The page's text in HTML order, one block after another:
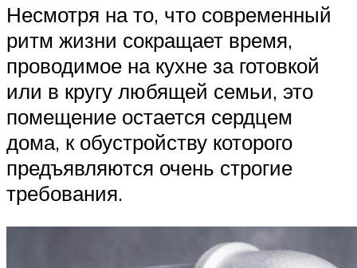
Несмотря на то, что современный
ритм жизни сокращает время,
проводимое на кухне за готовкой
или в кругу любящей семьи, это
помещение остается сердцем
дома, к обустройству которого
предъявляются очень строгие
требования.